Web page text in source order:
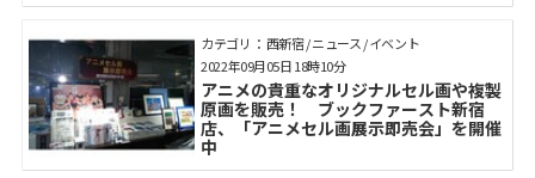
カテゴリ： 西新宿 / ニュース / イベント
アニメの貴重なオリジナルセル画や複製
原画を販売！ ブックファースト新宿
店、「アニメセル画展示即売会」を開催
中
2022年09月05日 18時10分